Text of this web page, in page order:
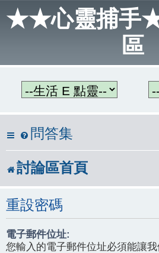
★★心靈捕手
區
問答集
討論區首頁
重設密碼
電子郵件位址:
您輸入的電子郵件位址必須能讓